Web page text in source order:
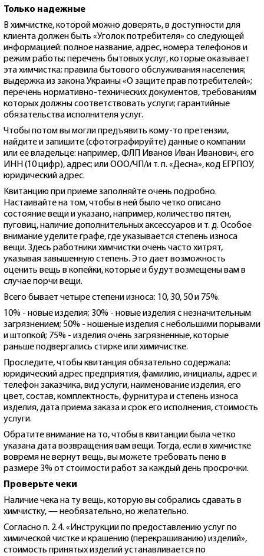
Только надежные
В химчистке, которой можно доверять, в доступности для
клиента должен быть «Уголок потребителя» со следующей
информацией: полное название, адрес, номера телефонов и
режим работы; перечень бытовых услуг, которые оказывает
эта химчистка; правила бытового обслуживания населения;
выдержка из закона Украины «О защите прав потребителей»;
перечень нормативно-технических документов, требованиям
которых должны соответствовать услуги; гарантийные
обязательства исполнителя услуг.
Чтобы потом вы могли предъявить кому-то претензии,
найдите и запишите (сфотографируйте) данные о компании
или ее владельце: например, ФЛП Иванов Иван Иванович, его
ИНН (10 цифр), адрес; или ООО/ЧП/и т. п. «Десна», код ЕГРПОУ,
юридический адрес.
Квитанцию при приеме заполняйте очень подробно.
Настаивайте на том, чтобы в ней было четко описано
состояние вещи и указано, например, количество пятен,
пуговиц, наличие дополнительных аксессуаров и т. д. Особое
внимание уделите графе, где указывается степень износа
вещи. Здесь работники химчистки очень часто хитрят,
указывая завышенную степень. Это дает возможность
оценить вещь в копейки, которые и будут возмещены вам в
случае порчи вещи.
Всего бывает четыре степени износа: 10, 30, 50 и 75%.
10% - новые изделия; 30% - новые изделия с незначительным
загрязнением; 50% - ношеные изделия с небольшими порывами
и штопкой; 75% - изделия очень загрязненные, которые
раньше подвергались стирке или химичистке.
Проследите, чтобы квитанция обязательно содержала:
юридический адрес предприятия, фамилию, инициалы, адрес и
телефон заказчика, вид услуги, наименование изделия, его
цвет, состав, комплектность, фурнитура и степень износа
изделия, дата приема заказа и срок его исполнения, стоимость
услуги.
Обратите внимание на то, чтобы в квитанции была четко
указана дата возвращения вам вещи. Тогда, если в химчистке
вовремя не вернут вещь, вы можете требовать пеню в
размере 3% от стоимости работ за каждый день просрочки.
Проверьте чеки
Наличие чека на ту вещь, которую вы собрались сдавать в
химчистку, — необязательно, но желательно.
Согласно п. 2.4. «Инструкции по предоставлению услуг по
химической чистке и крашению (перекрашиванию) изделий»,
стоимость принятых изделий устанавливается по